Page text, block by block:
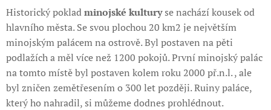
Historický pokladminojské kulturyse nachází kousek od
hlavního města. Se svou plochou 20 km2 je největším
minojským palácem na ostrově. Byl postaven na pěti
podlažích a měl více než 1200 pokojů. První minojský palác
na tomto místě byl postaven kolem roku 2000 př.n.l. , ale
byl zničen zemětřesením o 300 let později. Ruiny paláce,
který ho nahradil, si můžeme dodnes prohlédnout.